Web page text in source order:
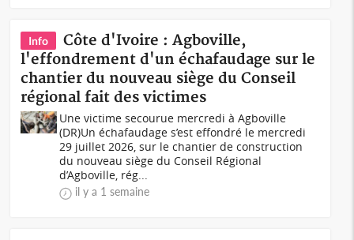
Info
Côte d'Ivoire : Agboville,
l'effondrement d'un échafaudage sur le
chantier du nouveau siège du Conseil
régional fait des victimes
Une victime secourue mercredi à Agboville
(DR)Un échafaudage s’est effondré le mercredi
29 juillet 2026, sur le chantier de construction
du nouveau siège du Conseil Régional
d’Agboville, rég...
il y a 1 semaine